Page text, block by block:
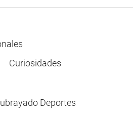
Curiosidades
Deportes